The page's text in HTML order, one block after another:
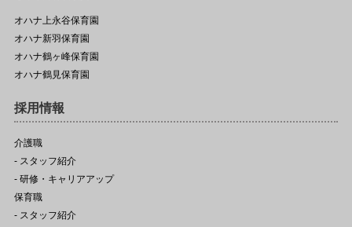
オハナ上永谷保育園
オハナ新羽保育園
オハナ鶴ヶ峰保育園
オハナ鶴見保育園
採用情報
介護職
- スタッフ紹介
- 研修・キャリアアップ
保育職
- スタッフ紹介